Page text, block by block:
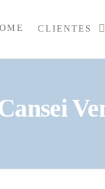
CLIENTES